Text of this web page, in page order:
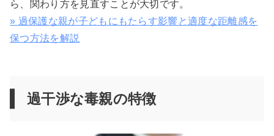
ら、関わり方を見直すことが大切です。
» 過保護な親が子どもにもたらす影響と適度な距離感を
保つ方法を解説
過干渉な毒親の特徴